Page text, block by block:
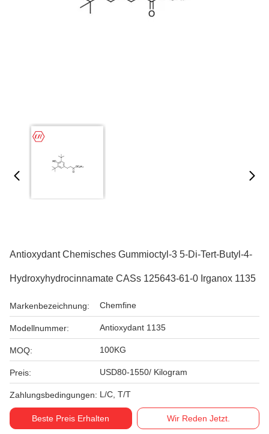
Antioxydant Chemisches Gummioctyl-3 5-Di-Tert-Butyl-4-
Hydroxyhydrocinnamate CASs 125643-61-0 Irganox 1135
Markenbezeichnung: Chemfine
Modellnummer: Antioxydant 1135
MOQ: 100KG
Preis: USD80-1550/ Kilogram
Zahlungsbedingungen: L/C, T/T
Beste Preis Erhalten Wir Reden Jetzt.